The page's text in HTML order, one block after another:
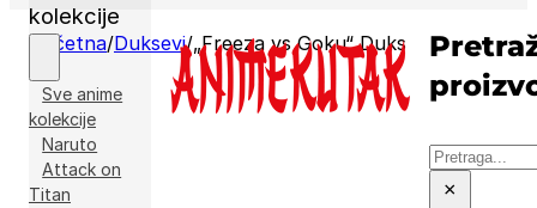
kolekcije
Sve anime
kolekcije
Naruto
Attack on
Titan
Pretraga
×
Početna/Duksevi/„Freeza vs Goku“ Duks